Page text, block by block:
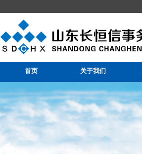
山东长恒信事务所集团
首页 关于我们